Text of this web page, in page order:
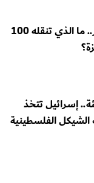
تحذير حقوقي خطير.. ما الذي تنقله 100
إسرائيل تتخذ
الشيكل الفلسطينية